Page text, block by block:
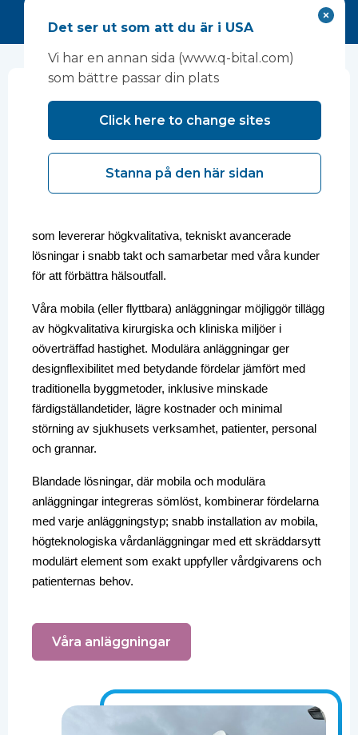
Tillhandahåller mobila och
modulära
sjukvårdslösningar
Vanguard Healthcare Solutions är en ledande global
som levererar högkvalitativa, tekniskt avancerade
lösningar i snabb takt och samarbetar med våra kunder
för att förbättra hälsoutfall.
Våra mobila (eller flyttbara) anläggningar möjliggör tillägg
av högkvalitativa kirurgiska och kliniska miljöer i
oöverträffad hastighet. Modulära anläggningar ger
designflexibilitet med betydande fördelar jämfört med
traditionella byggmetoder, inklusive minskade
färdigställandetider, lägre kostnader och minimal
störning av sjukhusets verksamhet, patienter, personal
och grannar.
Blandade lösningar, där mobila och modulära
anläggningar integreras sömlöst, kombinerar fördelarna
med varje anläggningstyp; snabb installation av mobila,
högteknologiska vårdanläggningar med ett skräddarsytt
modulärt element som exakt uppfyller vårdgivarens och
patienternas behov.
Våra anläggningar
Det ser ut som att du är i USA
Vi har en annan sida (www.q-bital.com)
som bättre passar din plats
Click here to change sites
Stanna på den här sidan